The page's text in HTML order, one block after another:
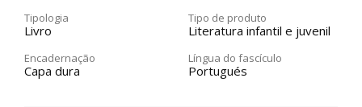
Tipologia
Livro
Tipo de produto
Literatura infantil e juvenil
Encadernação
Capa dura
Língua do fascículo
Portugués